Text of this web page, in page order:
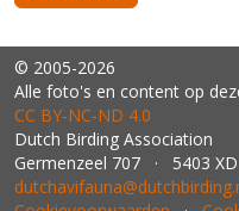
© 2005-2026
Alle foto's en content op
CC BY‑NC‑ND 4.0
Dutch Birding Association
Germenzeel 707 · 5403